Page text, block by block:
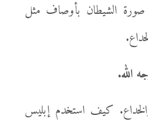
الشيطان بأوصاف مثل
الله.
والخداع. كيف استخدم إبليس